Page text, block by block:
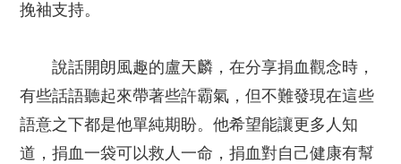
挽袖支持。
說話開朗風趣的盧天麟，在分享捐血觀念時，
有些話語聽起來帶著些許霸氣，但不難發現在這些
語意之下都是他單純期盼。他希望能讓更多人知
道，捐血一袋可以救人一命，捐血對自己健康有幫